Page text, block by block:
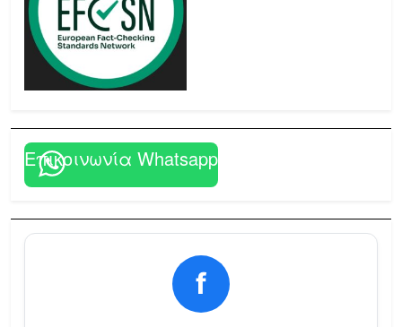
Επικοινωνία Whatsapp
f